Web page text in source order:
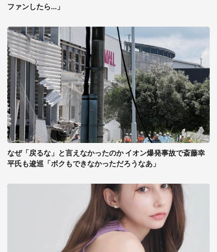
ファンしたら...」
なぜ「戻るな」と言えなかったのか イオン爆発事故で斎藤幸
平氏も逡巡「ボクもできなかっただろうなあ」